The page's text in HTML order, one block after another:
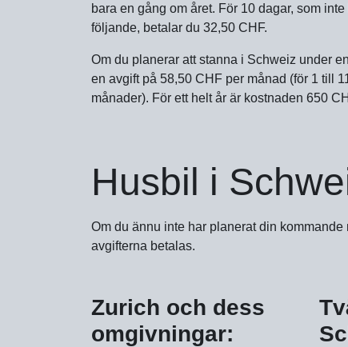
bara en gång om året. För 10 dagar, som
följande, betalar du 32,50 CHF.
Om du planerar att stanna i Schweiz under
en avgift på 58,50 CHF per månad (för 1 till
månader). För ett helt år är kostnaden 650
Husbil i
Om du ännu inte har planerat din
avgifterna betalas.
Zurich och dess
omgivningar: